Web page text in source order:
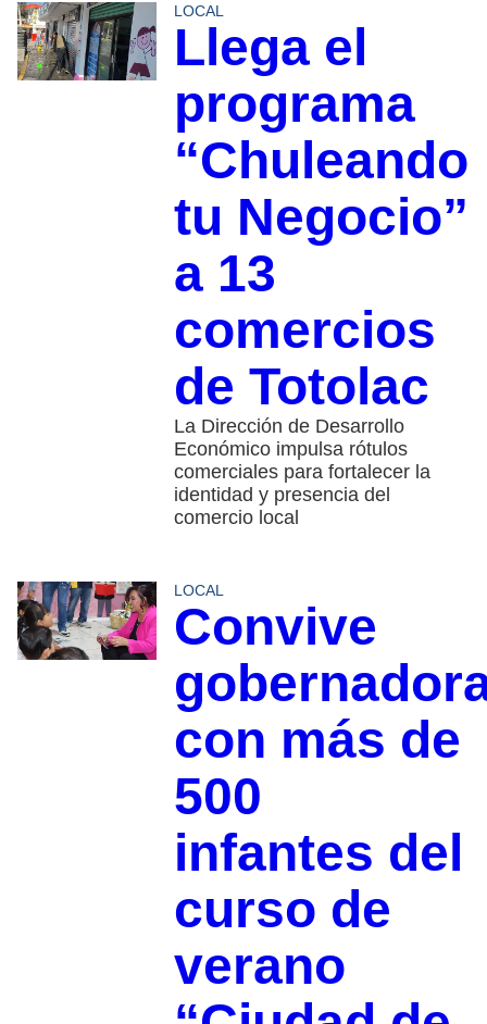
LOCAL
Llega el
programa
“Chuleando
tu Negocio”
a 13
comercios
de Totolac
La Dirección de Desarrollo
Económico impulsa rótulos
comerciales para fortalecer la
identidad y presencia del
comercio local
LOCAL
Convive
con más de
500
infantes del
curso de
verano